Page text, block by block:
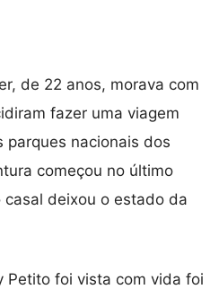
de 22 anos, morava com
fazer uma viagem
parques nacionais dos
começou no último
deixou o estado da
Petito foi vista com vida foi